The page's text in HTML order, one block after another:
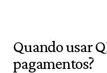
Quando usar
pagamentos?